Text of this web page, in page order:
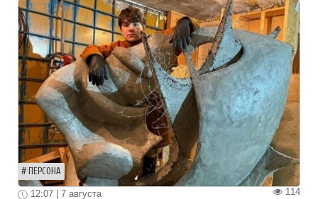
ПЕРСОНА
114
12:07 | 7 августа